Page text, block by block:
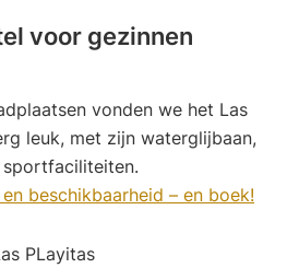
voor gezinnen
vonden we het Las
leuk, met zijn waterglijbaan,
beschikbaarheid – en boek!